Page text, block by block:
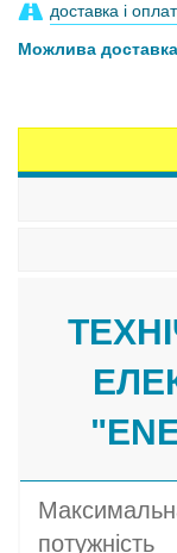
доставка і
Можлива
потужність